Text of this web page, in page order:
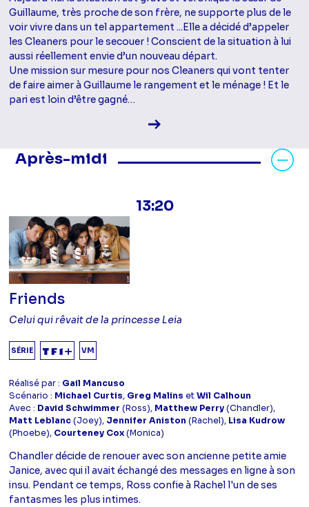
Guillaume, très proche de son frère, ne supporte plus de le
voir vivre dans un tel appartement ...Elle a décidé d’appeler
les Cleaners pour le secouer ! Conscient de la situation à lui
aussi réellement envie d’un nouveau départ.
Une mission sur mesure pour nos Cleaners qui vont tenter
de faire aimer à Guillaume le rangement et le ménage ! Et le
pari est loin d’être gagné…
Voir la fiche diffusion
Après-midi
Masquer les programmes Après-
13:20
Friends
Celui qui rêvait de la princesse Leia
SÉRIE VM
Réalisé par : Gail Mancuso
Scénario : Michael Curtis, Greg Malins etWil Calhoun
Avec : David Schwimmer (Ross), Matthew Perry(Chandler),
Matt Leblanc(Joey), Jennifer Aniston (Rachel), Lisa Kudrow
(Phoebe), Courteney Cox(Monica)
Chandler décide de renouer avec son ancienne petite amie
Janice, avec qui il avait échangé des messages en ligne à son
insu. Pendant ce temps, Ross confie à Rachel l'un de ses
fantasmes les plus intimes.